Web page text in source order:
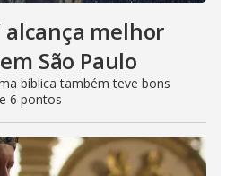
alcança melhor
São Paulo
bíblica também teve bons
6 pontos